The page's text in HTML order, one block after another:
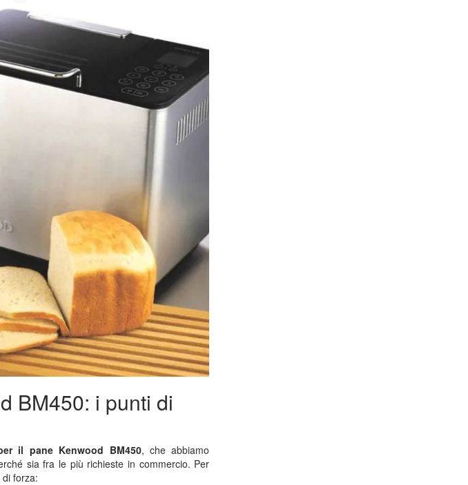
BM450: i punti di
il pane Kenwood BM450, che abbiamo
sia fra le più richieste in commercio. Per
forza: